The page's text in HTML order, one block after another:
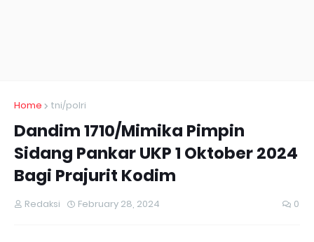
Home tni/polri
Dandim 1710/Mimika Pimpin
Sidang Pankar UKP 1 Oktober 2024
Bagi Prajurit Kodim
Redaksi February 28, 2024 0